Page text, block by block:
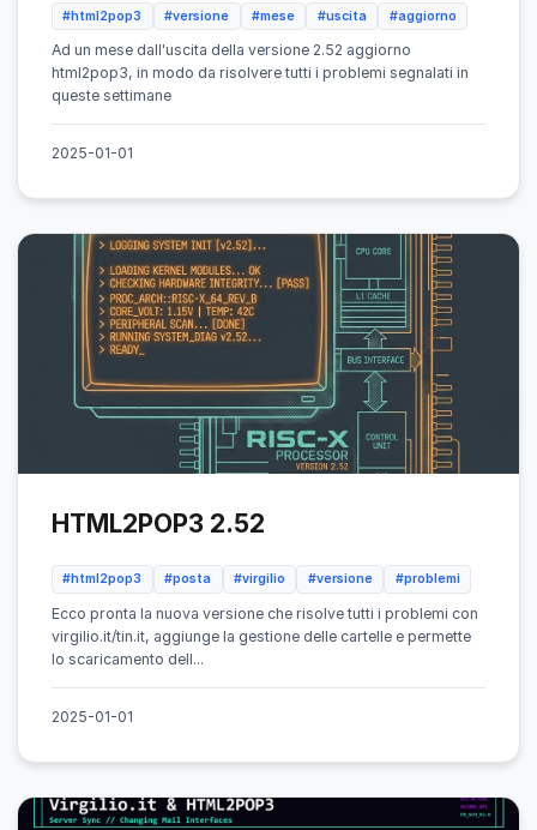
#html2pop3 #versione #mese #uscita #aggiorno
Ad un mese dall'uscita della versione 2.52 aggiorno
html2pop3, in modo da risolvere tutti i problemi segnalati in
queste settimane
2025-01-01
HTML2POP3 2.52
#html2pop3 #posta #virgilio #versione #problemi
Ecco pronta la nuova versione che risolve tutti i problemi con
virgilio.it/tin.it, aggiunge la gestione delle cartelle e permette
lo scaricamento dell...
2025-01-01